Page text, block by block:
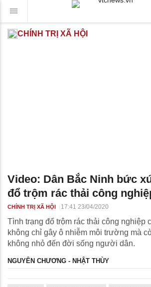
CHÍNH TRỊ XÃ HỘI
Video: Dân Bắc Ninh bức
đổ trộm rác thải công
CHÍNH TRỊ XÃ HỘI 17:41 23/04/2020
Tình trạng đổ trộm rác thải công nghiệp
không chỉ gây ô nhiễm môi trường mà
không nhỏ đến đời sống người dân.
NGUYÊN CHƯƠNG - NHẬT THÙY